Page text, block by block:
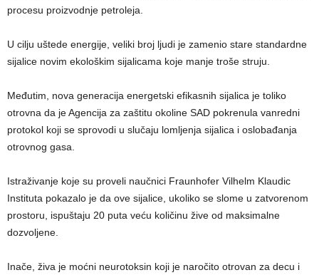
procesu proizvodnje petroleja.
U cilju uštede energije, veliki broj ljudi je zamenio stare standardne
sijalice novim ekološkim sijalicama koje manje troše struju.
Međutim, nova generacija energetski efikasnih sijalica je toliko
otrovna da je Agencija za zaštitu okoline SAD pokrenula vanredni
protokol koji se sprovodi u slučaju lomljenja sijalica i oslobađanja
otrovnog gasa.
Istraživanje koje su proveli naučnici Fraunhofer Vilhelm Klaudic
Instituta pokazalo je da ove sijalice, ukoliko se slome u zatvorenom
prostoru, ispuštaju 20 puta veću količinu žive od maksimalne
dozvoljene.
Inače, živa je moćni neurotoksin koji je naročito otrovan za decu i